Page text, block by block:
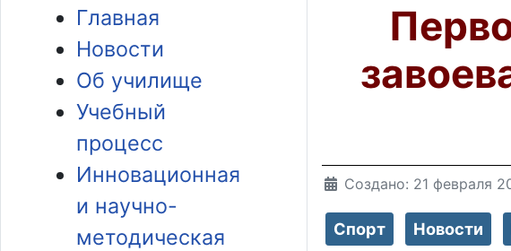
Главная
Новости
Об училище
Учебный
процесс
Инновационная
и научно-
методическая
Создано: 21 февраля
Спорт Новости